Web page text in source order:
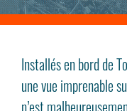
Installés en bord de
une vue imprenable
n’est